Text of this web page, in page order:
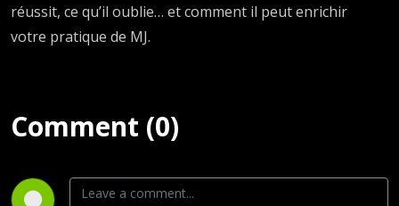
réussit, ce qu’il oublie… et comment il peut enrichir
votre pratique de MJ.
Comment (0)